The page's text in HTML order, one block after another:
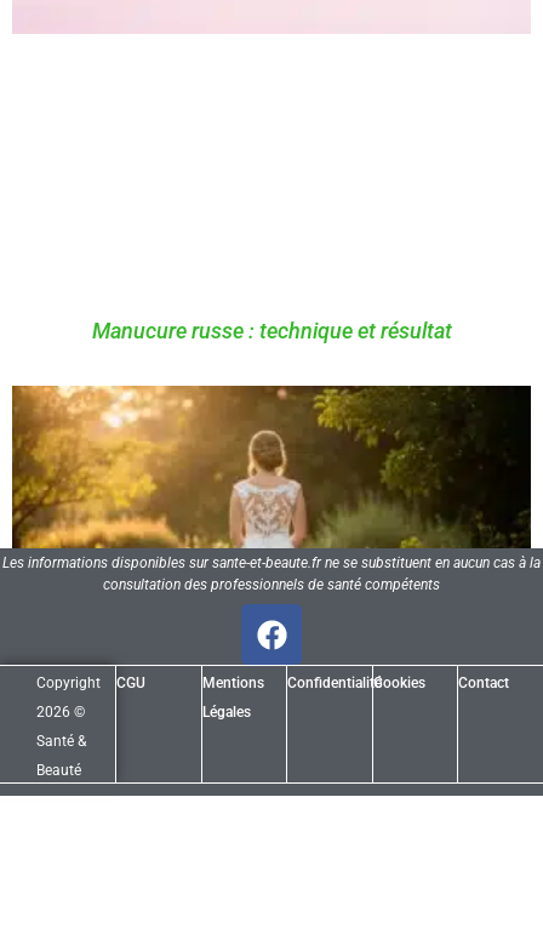
Manucure russe : technique et résultat
Les informations disponibles sur sante-et-beaute.fr ne se substituent en aucun cas à la
consultation des professionnels de santé compétents
Copyright
2026 ©
Santé &
Beauté
CGU
Mentions
Légales
ConfidentialitéCookies Contact